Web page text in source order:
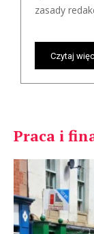
zasady
Czytaj
Praca i